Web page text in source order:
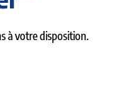
à votre disposition.